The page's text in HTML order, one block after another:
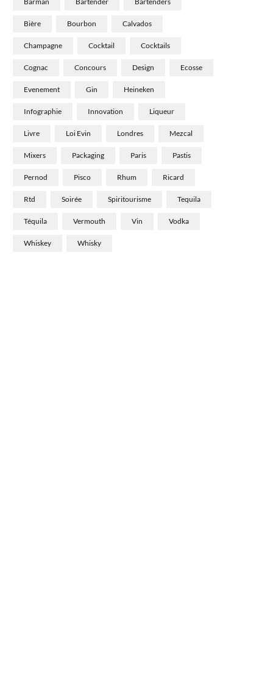
Bière Bourbon Calvados
Champagne Cocktail Cocktails
Cognac Concours Design Ecosse
Evenement Gin Heineken
Infographie Innovation Liqueur
Livre Loi Evin Londres Mezcal
Mixers Packaging Paris Pastis
Pernod Pisco Rhum Ricard
Rtd Soirée Spiritourisme Tequila
Téquila Vermouth Vin Vodka
Whiskey Whisky